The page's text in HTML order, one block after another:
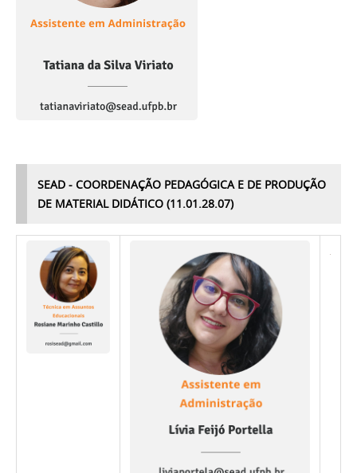
SEAD - COORDENAÇÃO PEDAGÓGICA E DE PRODUÇÃO
DE MATERIAL DIDÁTICO (11.01.28.07)